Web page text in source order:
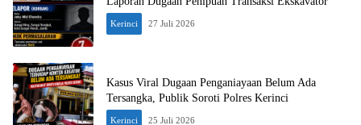
Kerinci 27 Juli 2026
Kasus Viral Dugaan Penganiayaan Belum Ada
Tersangka, Publik Soroti Polres Kerinci
Kerinci 25 Juli 2026